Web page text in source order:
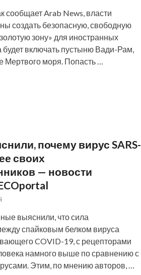
сообщает Arab News, власти
создать безопасную, свободную
зону» для иностранных
будет включать пустыню Вади-Рам,
Мертвого моря. Попасть …
почему вирус SARS-
своих
— новости
выяснили, что сила
спайковым белком вируса
COVID-19, с рецепторами
намного выше по сравнению с
Этим, по мнению авторов, …